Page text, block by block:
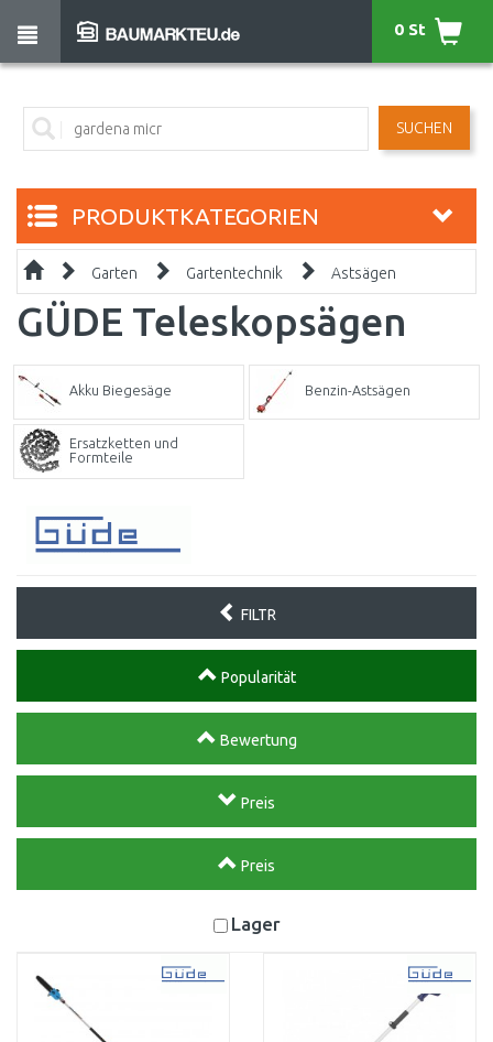
SUCHEN
0 St
PRODUKTKATEGORIEN
Garten Gartentechnik Astsägen
GÜDE Teleskopsägen
Akku Biegesäge Benzin-Astsägen
Ersatzketten und
Formteile
FILTR
Popularität
Bewertung
Preis
Preis
Lager